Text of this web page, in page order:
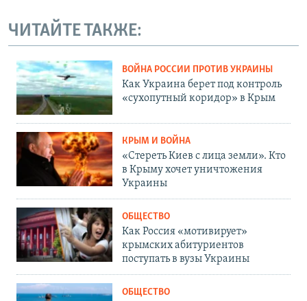
ЧИТАЙТЕ ТАКЖЕ:
ВОЙНА РОССИИ ПРОТИВ УКРАИНЫ
Как Украина берет под контроль
«сухопутный коридор» в Крым
КРЫМ И ВОЙНА
«Стереть Киев с лица земли». Кто
в Крыму хочет уничтожения
Украины
ОБЩЕСТВО
Как Россия «мотивирует»
крымских абитуриентов
поступать в вузы Украины
ОБЩЕСТВО